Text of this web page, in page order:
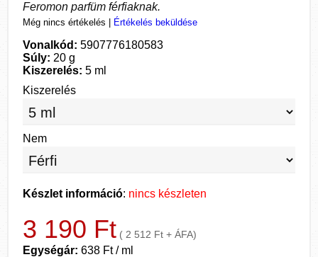
Feromon parfüm férfiaknak.
Még nincs értékelés Értékelés beküldése
Vonalkód: 5907776180583
Súly: 20 g
Kiszerelés: 5 ml
Kiszerelés
Nem
Készlet információ: nincs készleten
3 190 Ft ( 2 512 Ft + ÁFA)
Egységár: 638 Ft / ml